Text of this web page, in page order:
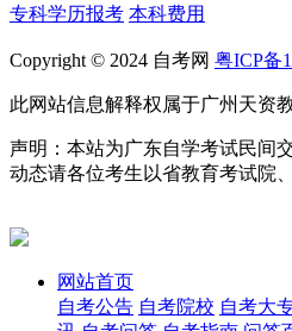
专科学历报考 本科费用
Copyright © 2024 自考网 粤ICP备
此网站信息解释权属于广州天资
声明：本站为广东自学考试民间
动态请各位考生以省教育考试院
网站首页
自考公告 自考院校 自考大